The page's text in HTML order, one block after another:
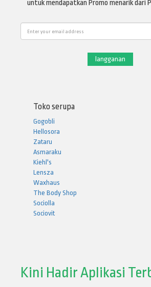
untuk mendapatkan Promo menarik dari
Toko serupa
Gogobli
Hellosora
Zataru
Asmaraku
Kiehl's
Lensza
Waxhaus
The Body Shop
Sociolla
Sociovit
Kini Hadir Aplikasi